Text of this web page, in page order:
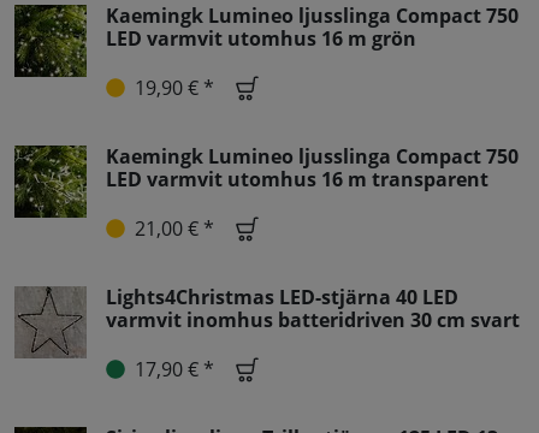
Kaemingk Lumineo ljusslinga Compact 750
LED varmvit utomhus 16 m grön
19,90 € *
Kaemingk Lumineo ljusslinga Compact 750
LED varmvit utomhus 16 m transparent
21,00 € *
Lights4Christmas LED-stjärna 40 LED
varmvit inomhus batteridriven 30 cm svart
17,90 € *